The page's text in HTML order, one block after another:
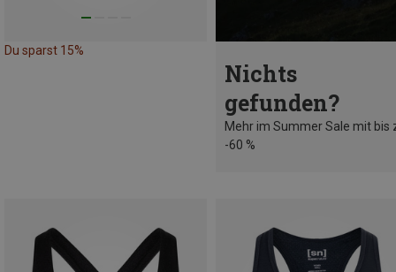
Du sparst 15%
Nichts
gefunden?
Mehr im Summer Sale mit bis
-60 %